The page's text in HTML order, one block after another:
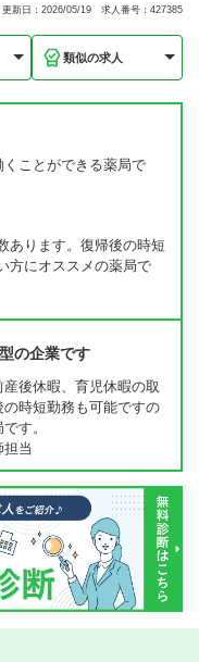
更新日：2026/05/19 求人番号：427385
類似の求人
ことができる薬局で
あります。復帰後の時短
方にオススメの薬局で
の企業です
後休暇、育児休暇の取
時短勤務も可能ですの
す。
当